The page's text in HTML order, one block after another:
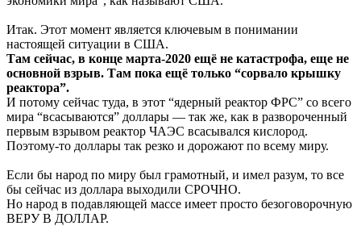
Итак. Этот момент является ключевым в понимании
настоящей ситуации в США.
Там сейчас, в конце марта-2020 ещё не катастрофа, еще не
основной взрыв. Там пока ещё только “сорвало крышку
реактора”.
И потому сейчас туда, в этот “ядерный реактор ФРС” со всего
мира “всасываются” доллары — так же, как в развороченный
первым взрывом реактор ЧАЭС всасывался кислород.
Поэтому-то доллары так резко и дорожают по всему миру.
Если бы народ по миру был грамотный, и имел разум, то все
бы сейчас из доллара выходили СРОЧНО.
Но народ в подавляющей массе имеет просто безоговорочную
ВЕРУ В ДОЛЛАР.